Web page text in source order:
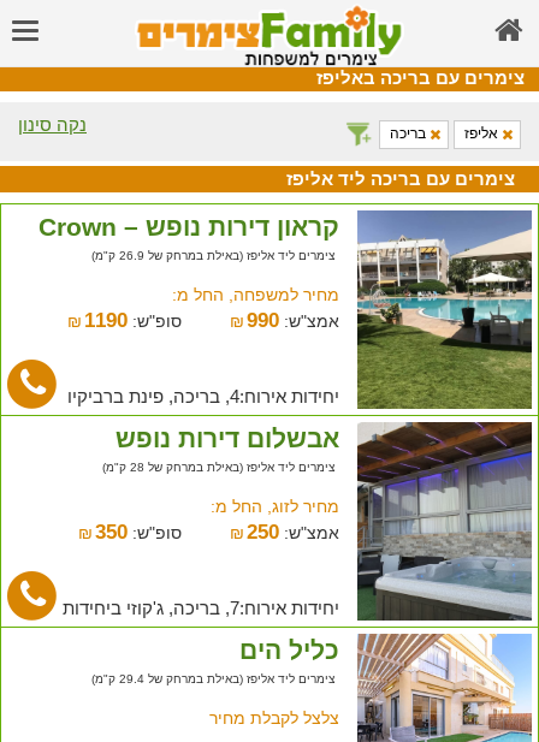
צימרים עם בריכה באליפז
נקה סינון אליפז בריכה
צימרים עם בריכה ליד אליפז
קראון דירות נופש – Crown
צימרים ליד אליפז (באילת במרחק של 26.9 ק"מ)
מחיר למשפחה, החל מ:
אמצ"ש:
₪990 סופ"ש: ₪ 1190
יחידות אירוח:4, בריכה, פינת ברביקיו
אבשלום דירות נופש
צימרים ליד אליפז (באילת במרחק של 28 ק"מ)
מחיר לזוג, החל מ:
אמצ"ש:
₪250 סופ"ש: ₪ 350
יחידות אירוח:7, בריכה, ג'קוזי ביחידות
כליל הים
צימרים ליד אליפז (באילת במרחק של 29.4 ק"מ)
צלצל לקבלת מחיר